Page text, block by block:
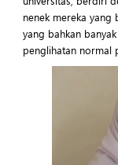
nenek mereka yang
yang bahkan
penglihatan normal